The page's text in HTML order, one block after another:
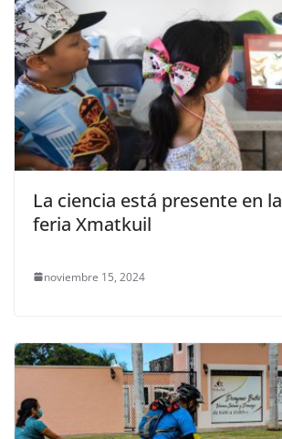
La ciencia está presente en la
feria Xmatkuil
noviembre 15, 2024